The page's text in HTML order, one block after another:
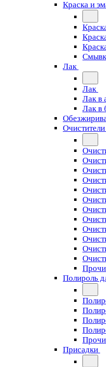
Краска и
Лак
Лак
Лак в
Лак в
Очистители
Полироль
Присадки